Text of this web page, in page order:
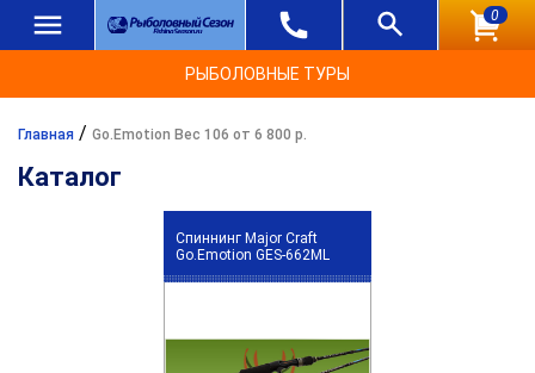
0
РЫБОЛОВНЫЕ ТУРЫ
Главная / Go.Emotion Вес 106 от 6 800 р.
Каталог
Спиннинг Major Craft
Go.Emotion GES-662ML